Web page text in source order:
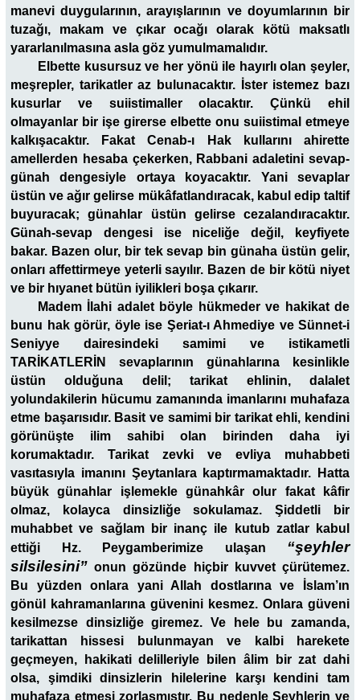
manevi duygularının, arayışlarının ve doyumlarının bir
tuzağı, makam ve çıkar ocağı olarak kötü maksatlı
yararlanılmasına asla göz yumulmamalıdır.
Elbette kusursuz ve her yönü ile hayırlı olan şeyler,
meşrepler, tarikatler az bulunacaktır. İster istemez bazı
kusurlar ve suiistimaller olacaktır. Çünkü ehil
olmayanlar bir işe girerse elbette onu suiistimal etmeye
kalkışacaktır. Fakat Cenab-ı Hak kullarını ahirette
amellerden hesaba çekerken, Rabbani adaletini sevap-
günah dengesiyle ortaya koyacaktır. Yani sevaplar
üstün ve ağır gelirse mükâfatlandıracak, kabul edip taltif
buyuracak; günahlar üstün gelirse cezalandıracaktır.
Günah-sevap dengesi ise niceliğe değil, keyfiyete
bakar. Bazen olur, bir tek sevap bin günaha üstün gelir,
onları affettirmeye yeterli sayılır. Bazen de bir kötü niyet
ve bir hıyanet bütün iyilikleri boşa çıkarır.
Madem İlahi adalet böyle hükmeder ve hakikat de
bunu hak görür, öyle ise Şeriat-ı Ahmediye ve Sünnet-i
Seniyye dairesindeki samimi ve istikametli
TARİKATLERİN sevaplarının günahlarına kesinlikle
üstün olduğuna delil; tarikat ehlinin, dalalet
yolundakilerin hücumu zamanında imanlarını muhafaza
etme başarısıdır. Basit ve samimi bir tarikat ehli, kendini
görünüşte ilim sahibi olan birinden daha iyi
korumaktadır. Tarikat zevki ve evliya muhabbeti
vasıtasıyla imanını Şeytanlara kaptırmamaktadır. Hatta
büyük günahlar işlemekle günahkâr olur fakat kâfir
olmaz, kolayca dinsizliğe sokulamaz. Şiddetli bir
muhabbet ve sağlam bir inanç ile kutub zatlar kabul
ettiği Hz. Peygamberimize ulaşan “şeyhler
silsilesini” onun gözünde hiçbir kuvvet çürütemez.
Bu yüzden onlara yani Allah dostlarına ve İslam’ın
gönül kahramanlarına güvenini kesmez. Onlara güveni
kesilmezse dinsizliğe giremez. Ve hele bu zamanda,
tarikattan hissesi bulunmayan ve kalbi harekete
geçmeyen, hakikati delilleriyle bilen âlim bir zat dahi
olsa, şimdiki dinsizlerin hilelerine karşı kendini tam
muhafaza etmesi zorlaşmıştır. Bu nedenle Şeyhlerin ve